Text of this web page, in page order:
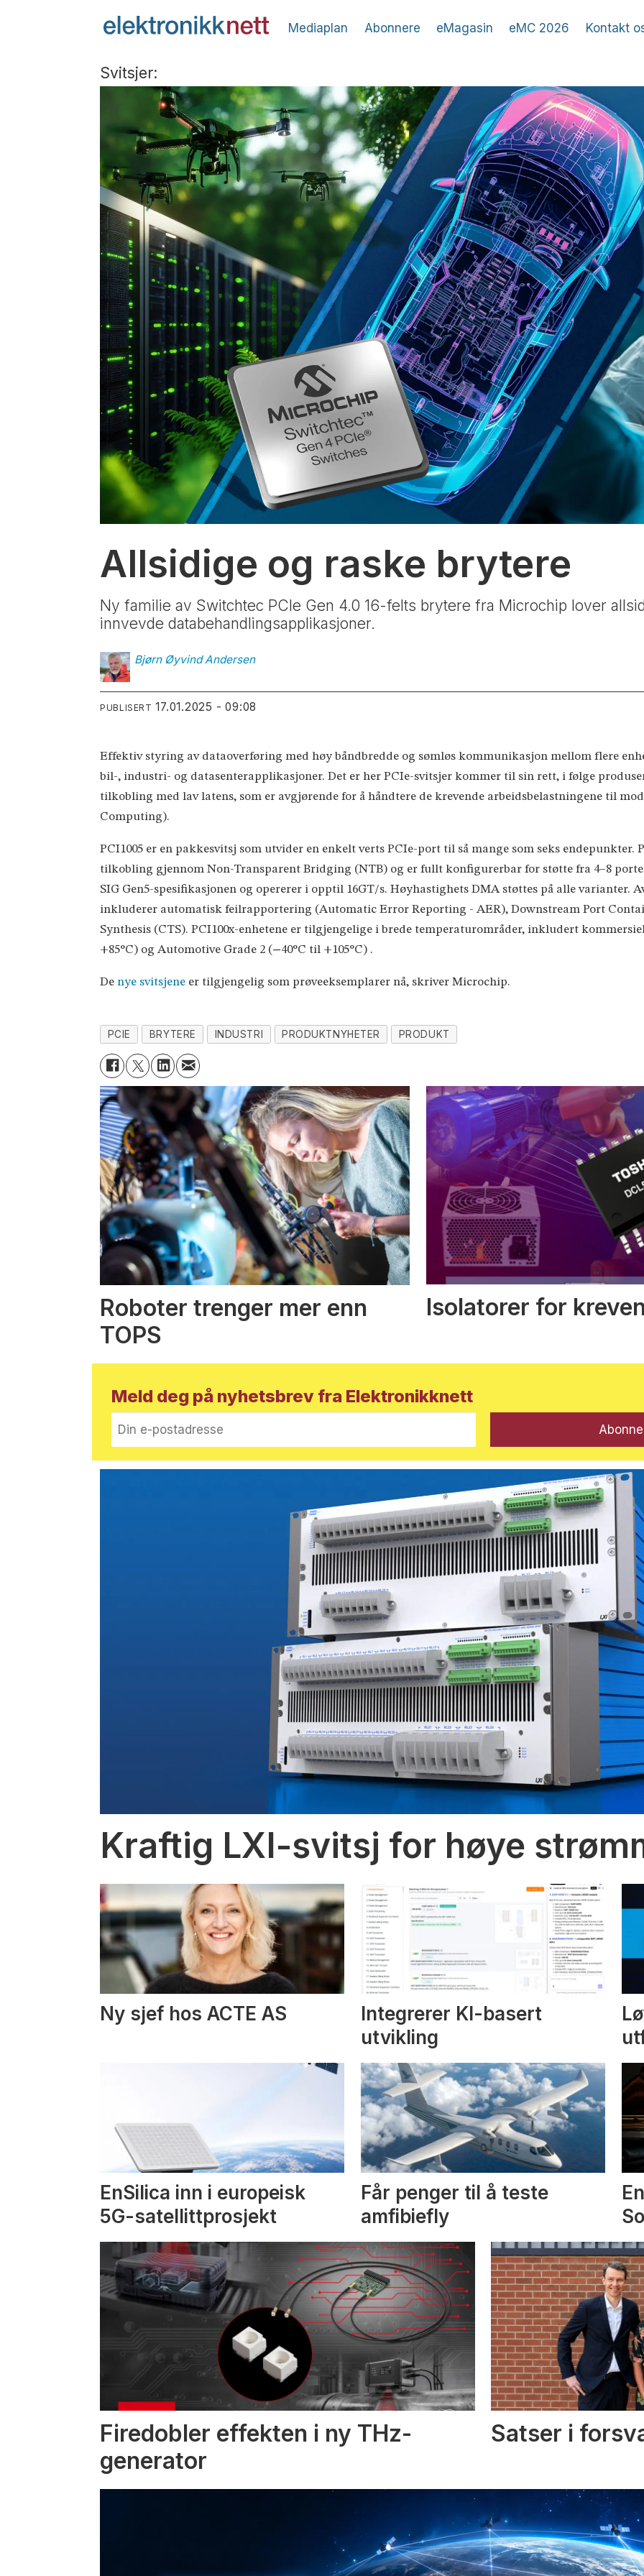
Mediaplan Abonnere eMagasin eMC 2026 Kontakt
Svitsjer:
Allsidige og raske brytere
Ny familie av Switchtec PCIe Gen 4.0 16-felts brytere fra Microchip lover
innvevde databehandlingsapplikasjoner.
Bjørn Øyvind Andersen
PUBLISERT 17.01.2025 - 09:08
Effektiv styring av dataoverføring med høy båndbredde og sømløs kommunikasjon mellom flere
bil-, industri- og datasenterapplikasjoner. Det er her PCIe-svitsjer kommer til sin rett, i følge
tilkobling med lav latens, som er avgjørende for å håndtere de krevende arbeidsbelastningene til
Computing).
PCI1005 er en pakkesvitsj som utvider en enkelt verts PCIe-port til så mange som seks
tilkobling gjennom Non-Transparent Bridging (NTB) og er fullt konfigurerbar for støtte fra 4–8
SIG Gen5-spesifikasjonen og opererer i opptil 16GT/s. Høyhastighets DMA støttes på alle varianter.
inkluderer automatisk feilrapportering (Automatic Error Reporting - AER), Downstream Port
Synthesis (CTS). PCI100x-enhetene er tilgjengelige i brede temperaturområder, inkludert
+85°C) og Automotive Grade 2 (−40°C til +105°C) .
Denye svitsjene er tilgjengelig som prøveeksemplarer nå, skriver Microchip.
PCIE BRYTERE INDUSTRI PRODUKTNYHETER PRODUKT
Roboter trenger mer enn
TOPS
Isolatorer for
Meld deg på nyhetsbrev fra Elektronikknett
Kraftig LXI-svitsj for høye
Ny sjef hos ACTE AS
Integrerer KI-basert
utvikling
EnSilica inn i europeisk
5G-satellittprosjekt
Får penger til å teste
amfibiefly
Firedobler effekten i ny THz-
generator
Satser i